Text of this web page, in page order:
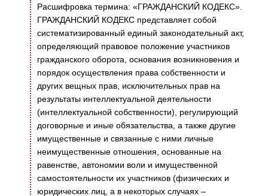
Расшифровка термина: «ГРАЖДАНСКИЙ КОДЕКС».
ГРАЖДАНСКИЙ КОДЕКС представляет собой
систематизированный единый законодательный акт,
определяющий правовое положение участников
гражданского оборота, основания возникновения и
порядок осуществления права собственности и
других вещных прав, исключительных прав на
результаты интеллектуальной деятельности
(интеллектуальной собственности), регулирующий
договорные и иные обязательства, а также другие
имущественные и связанные с ними личные
неимущественные отношения, основанные на
равенстве, автономии воли и имущественной
самостоятельности их участников (физических и
юридических лиц, а в некоторых случаях –